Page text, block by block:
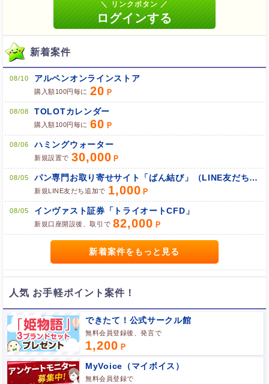
ブラウザのクッキー情報を削除する
ブラウザのアプリ、ウィンドウ、タブを閉じる
他のサイトにアクセスする
ブラウザのクッキー情報を全て削除してブラウザを再起動
ポケマNetにログインして「ポイント対象リンク」からポイント
広告を利用
新着案件
08/10 アルペンオンラインストア
購入額100円毎に 20
08/08 TOLOTカレンダー
購入額100円毎に 60
08/06 ハミングウォーター
新規設置で 30,000
08/05 パン専門お取り寄せサイト「ぱん結び」（LINE友だち追加）
新規LINE友だち追加で 1,000
08/05 インヴァスト証券「トライオートCFD」
新規口座開設後、取引で 82,000
新着案件をもっと見る
人気 お手軽ポイント案件！
できたて！公式サークル館
無料会員登録後、発言で
1,200
MyVoice（マイボイス）
無料会員登録で